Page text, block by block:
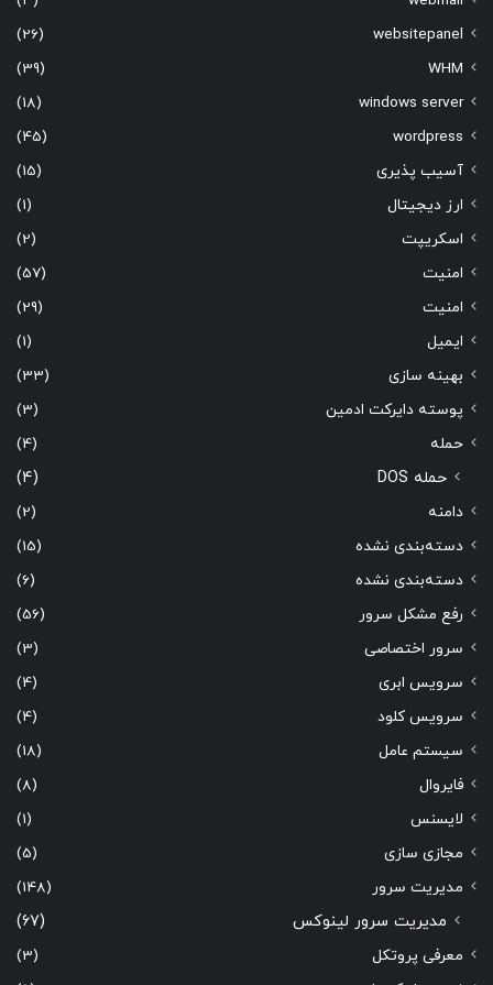
websitepanel
(26)
WHM
(39)
windows server
(18)
wordpress
(45)
آسیب پذیری
(15)
ارز دیجیتال
(1)
اسکریپت
(2)
امنیت
(57)
امنیت
(29)
ایمیل
(1)
بهینه سازی
(33)
پوسته دایرکت ادمین
(3)
حمله
(4)
حمله DOS (4)
دامنه
(2)
دسته‌بندی نشده
(15)
دسته‌بندی نشده
(6)
رفع مشکل سرور
(56)
سرور اختصاصی
(3)
سرویس ابری
(4)
سرویس کلود
(4)
سیستم عامل
(18)
فایروال
(8)
لایسنس
(1)
مجازی سازی
(5)
مدیریت سرور
(148)
مدیریت سرور لینوکس (67)
معرفی پروتکل
(3)